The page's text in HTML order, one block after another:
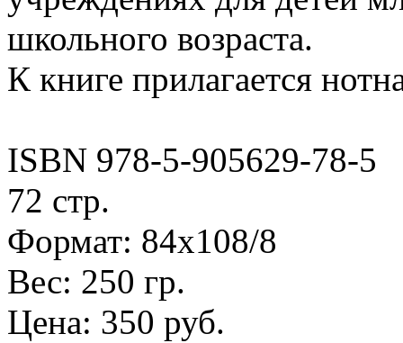
школьного возраста.
К книге прилагается
ISBN 978-5-905629-78-5
72 стр.
Формат: 84х108/8
Вес: 250 гр.
Цена: 350 руб.